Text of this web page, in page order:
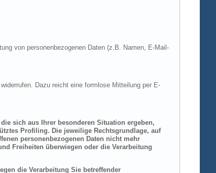
von personenbezogenen Daten (z.B. Namen, E-Mail-
Dazu reicht eine formlose Mitteilung per E-
sich aus Ihrer besonderen Situation ergeben,
Profiling. Die jeweilige Rechtsgrundlage, auf
personenbezogenen Daten nicht mehr
Freiheiten überwiegen oder die Verarbeitung
die Verarbeitung Sie betreffender